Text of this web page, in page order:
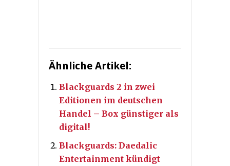
Ähnliche Artikel:
Blackguards 2 in zwei
Editionen im deutschen
Handel – Box günstiger als
digital!
Blackguards: Daedalic
Entertainment kündigt